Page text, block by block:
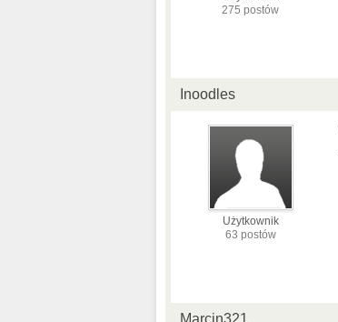
275 postów
Inoodles
Użytkownik
63 postów
Marcin321